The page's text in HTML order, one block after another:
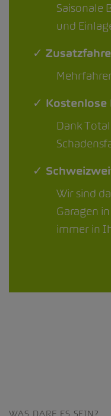
Saisonale
und
✓
✓ Kostenlose
Dank
✓
Wir sind
Garagen
immer in
WAS DARF ES SEIN?